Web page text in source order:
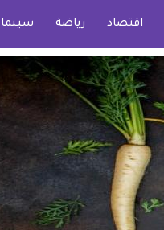
اقتصاد رياضة سينما